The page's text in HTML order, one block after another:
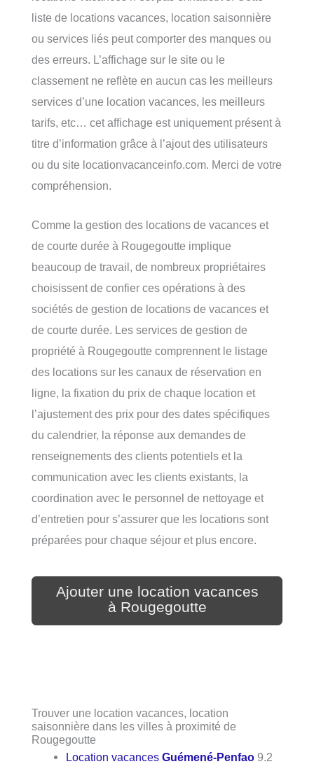
liste de locations vacances, location saisonnière
ou services liés peut comporter des manques ou
des erreurs. L’affichage sur le site ou le
classement ne reflète en aucun cas les meilleurs
services d’une location vacances, les meilleurs
tarifs, etc… cet affichage est uniquement présent à
titre d’information grâce à l’ajout des utilisateurs
ou du site locationvacanceinfo.com. Merci de votre
compréhension.
Comme la gestion des locations de vacances et
de courte durée à Rougegoutte implique
beaucoup de travail, de nombreux propriétaires
choisissent de confier ces opérations à des
sociétés de gestion de locations de vacances et
de courte durée. Les services de gestion de
propriété à Rougegoutte comprennent le listage
des locations sur les canaux de réservation en
ligne, la fixation du prix de chaque location et
l’ajustement des prix pour des dates spécifiques
du calendrier, la réponse aux demandes de
renseignements des clients potentiels et la
communication avec les clients existants, la
coordination avec le personnel de nettoyage et
d’entretien pour s’assurer que les locations sont
préparées pour chaque séjour et plus encore.
Ajouter une location vacances
à Rougegoutte
Trouver une location vacances, location
saisonnière dans les villes à proximité de
Rougegoutte
Location vacancesGuémené-Penfao 9.2